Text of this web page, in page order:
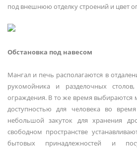
под внешнюю отделку строений и цвет
Обстановка под навесом
Мангал и печь располагаются в
рукомойника и разделочных
ограждения. В то же время выбираются
доступностью для человека во время
небольшой закуток для хранения
свободном пространстве
бытовых принадлежностей и